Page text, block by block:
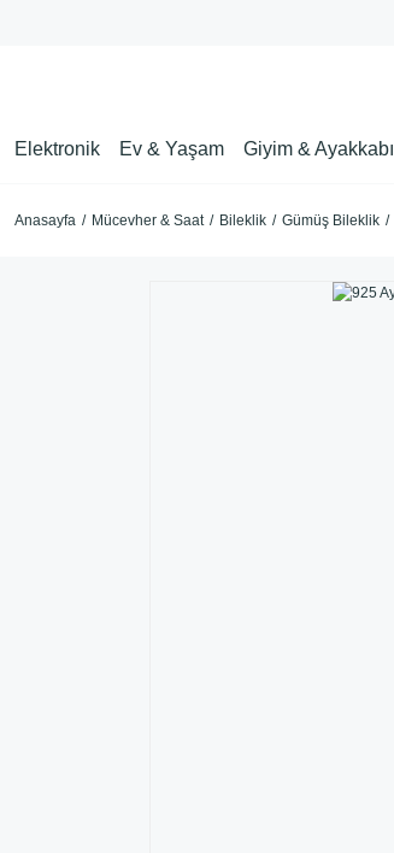
Elektronik Ev & Yaşam Giyim & Ayakkabı
Anasayfa Mücevher & Saat Bileklik Gümüş Bileklik